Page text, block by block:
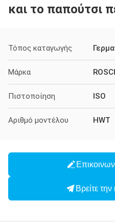
και το παπούτσι
Τόπος καταγωγής
Μάρκα
Πιστοποίηση ISO
Αριθμό μοντέλου HWT
Βρείτε